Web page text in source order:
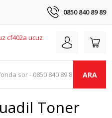
0850 840 89 89
ARA
Toner